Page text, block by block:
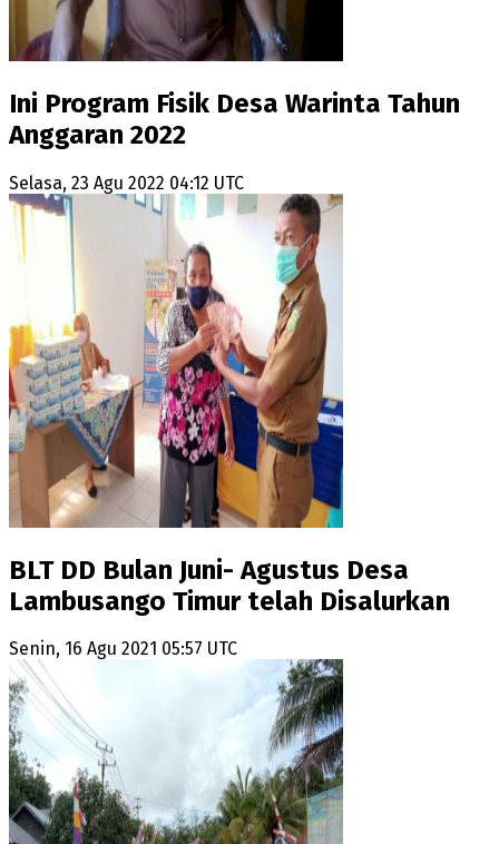
Ini Program Fisik Desa Warinta Tahun
Anggaran 2022
Selasa, 23 Agu 2022 04:12 UTC
BLT DD Bulan Juni- Agustus Desa
Lambusango Timur telah Disalurkan
Senin, 16 Agu 2021 05:57 UTC